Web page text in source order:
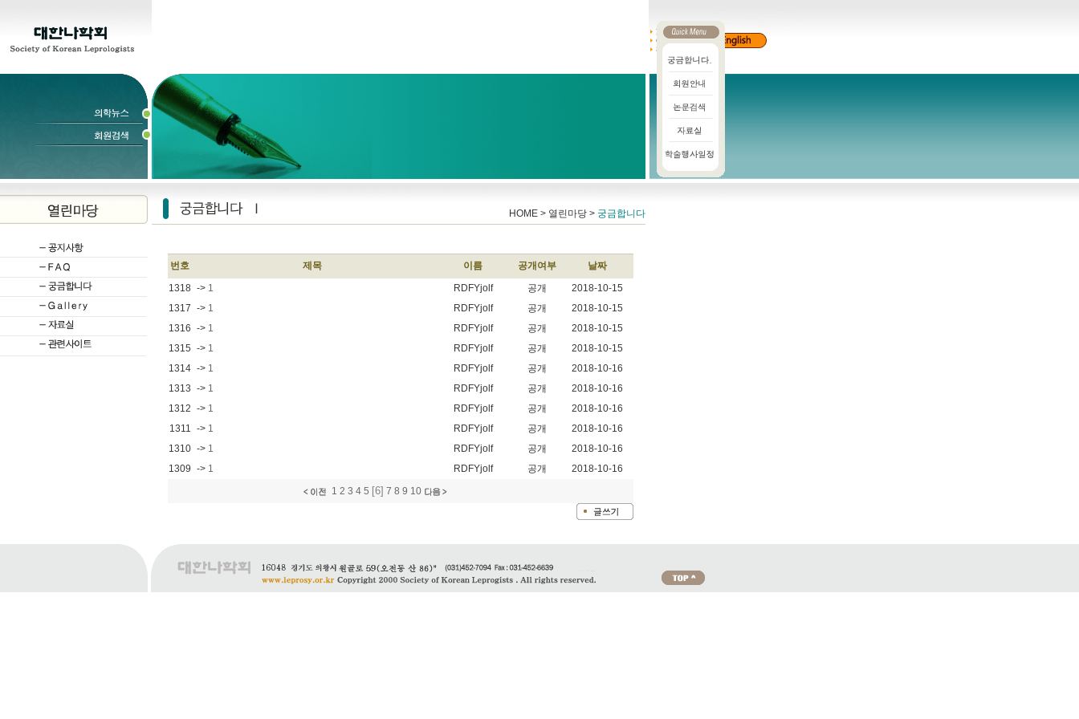
HOME > 열린마당 > 궁금합니다
번호 제목 이름 공개여부
날짜
1318 -> 1 RDFYjolf 공개
2018-10-15
1317 -> 1 RDFYjolf 공개
2018-10-15
1316 -> 1 RDFYjolf 공개
2018-10-15
1315 -> 1 RDFYjolf 공개
2018-10-15
1314 -> 1 RDFYjolf 공개
2018-10-16
1313 -> 1 RDFYjolf 공개
2018-10-16
1312 -> 1 RDFYjolf 공개
2018-10-16
1311 -> 1 RDFYjolf 공개
2018-10-16
1310 -> 1 RDFYjolf 공개
2018-10-16
1309 -> 1 RDFYjolf 공개
2018-10-16
1 2 3 4 5 [6] 7 8 9 10